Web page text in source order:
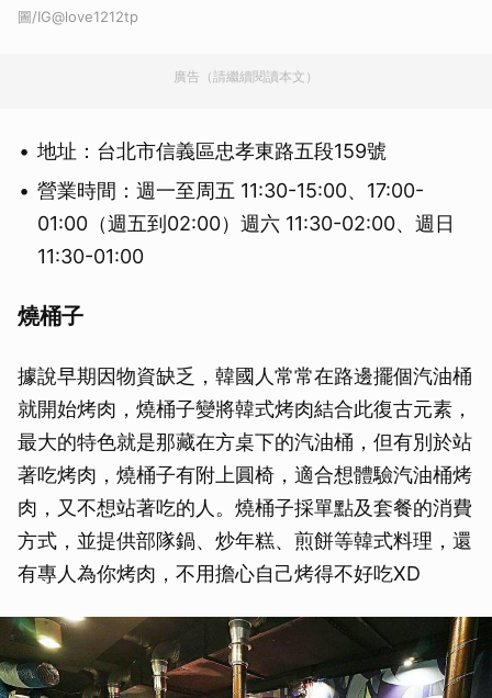
圖/IG@love1212tp
廣告（請繼續閱讀本文）
地址：台北市信義區忠孝東路五段159號
營業時間：週一至周五 11:30-15:00、17:00-
01:00（週五到02:00）週六 11:30-02:00、週日
11:30-01:00
燒桶子
據說早期因物資缺乏，韓國人常常在路邊擺個汽油桶
就開始烤肉，燒桶子變將韓式烤肉結合此復古元素，
最大的特色就是那藏在方桌下的汽油桶，但有別於站
著吃烤肉，燒桶子有附上圓椅，適合想體驗汽油桶烤
肉，又不想站著吃的人。燒桶子採單點及套餐的消費
方式，並提供部隊鍋、炒年糕、煎餅等韓式料理，還
有專人為你烤肉，不用擔心自己烤得不好吃XD